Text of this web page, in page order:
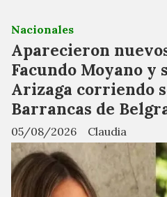
Aparecieron
Facundo Moyano y
Arizaga corriendo
Barrancas de
Claudia
Nacionales
05/08/2026